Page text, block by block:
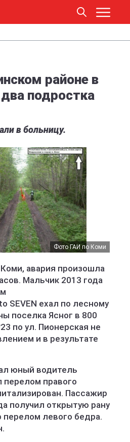
районе в
подростка
в больницу.
Фото ГАИ по Коми
авария произошла
Мальчик 2013 года
SEVEN ехал по лесному
поселка Ясног в 800
по ул. Пионерская не
и в результате
юный водитель
перелом правого
Пассажир
получил открытую рану
левого бедра.